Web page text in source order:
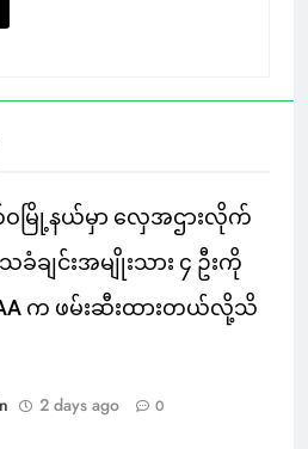
မြို့နယ်မှာ လှေအဌားလိုက်
ခံချင်းအမျိုးသား ၄ ဦးကို
AA က ဖမ်းဆီးထားတယ်လို့သိ
2 days ago 0